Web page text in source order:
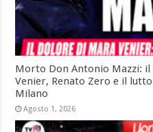
Morto Don Antonio Mazzi: il
Venier, Renato Zero e il
Milano
Agosto 1, 2026